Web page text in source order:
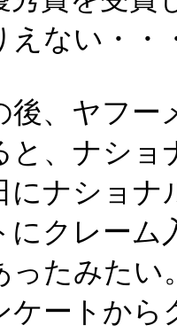
えない・・
後、ヤフー
と、ナショ
にナショ
にクレーム
ったみたい。
ケートから